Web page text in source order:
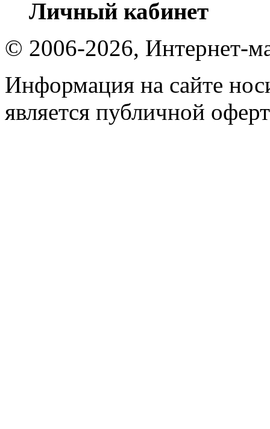
Личный кабинет
© 2006-2026, Интернет-
Информация на сайте
является публичной